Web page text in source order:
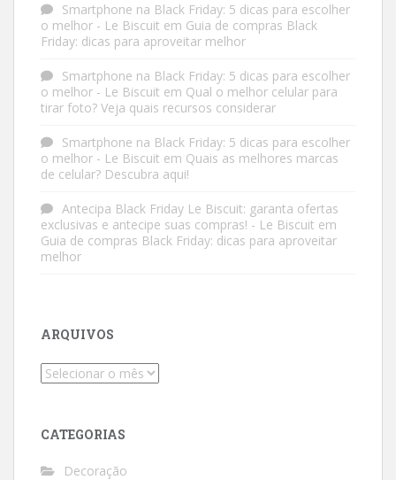
Smartphone na Black Friday: 5 dicas para escolher
o melhor - Le Biscuit em Guia de compras Black
Friday: dicas para aproveitar melhor
Smartphone na Black Friday: 5 dicas para escolher
o melhor - Le Biscuit em Qual o melhor celular para
tirar foto? Veja quais recursos considerar
Smartphone na Black Friday: 5 dicas para escolher
o melhor - Le Biscuit em Quais as melhores marcas
de celular? Descubra aqui!
Antecipa Black Friday Le Biscuit: garanta ofertas
exclusivas e antecipe suas compras! - Le Biscuit em
Guia de compras Black Friday: dicas para aproveitar
melhor
ARQUIVOS
Arquivos
CATEGORIAS
Decoração